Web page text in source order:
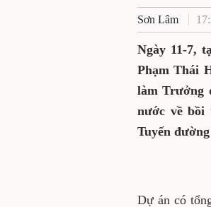
Sơn Lâm
Ngày 11-7,
Phạm Thái
làm Trưởng
nước về bồi
Tuyến
Dự án có